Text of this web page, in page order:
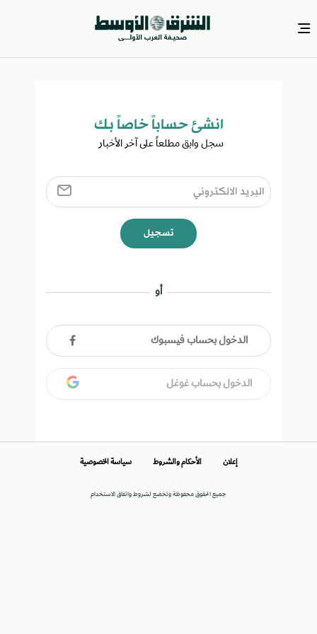
انشئ حساباً خاصاً بك​
سجل وابق مطلعاً على آخر الأخبار ​
تسجيل
أو
الدخول بحساب فيسبوك
الدخول بحساب غوغل
جميع الحقوق محفوظة وتخضع لشروط واتفاق الاستخدام
إعلان الأحكام والشروط سياسة الخصوصية